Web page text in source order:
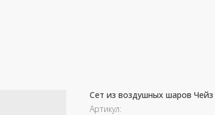
shar-udachi.ru
Сет из воздушных шаров Чейз
Артикул: